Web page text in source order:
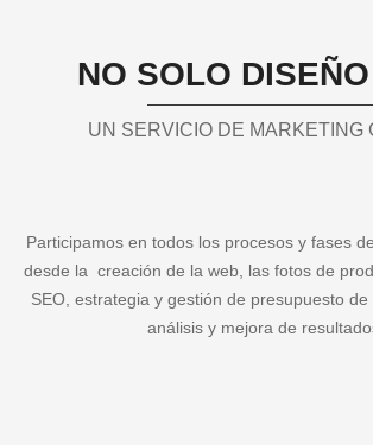
NO SOLO
UN SERVICIO DE MARKETING
Participamos en todos los procesos y fases
desde la creación de la web, las fotos de
SEO, estrategia y gestión de presupuesto de
análisis y mejora de